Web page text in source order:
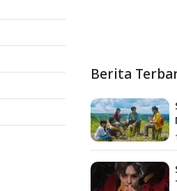
Berita